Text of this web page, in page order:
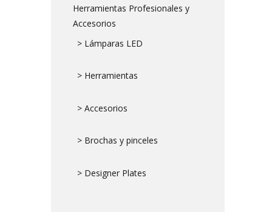
Herramientas Profesionales y
Accesorios
> Lámparas LED
> Herramientas
> Accesorios
> Brochas y pinceles
> Designer Plates